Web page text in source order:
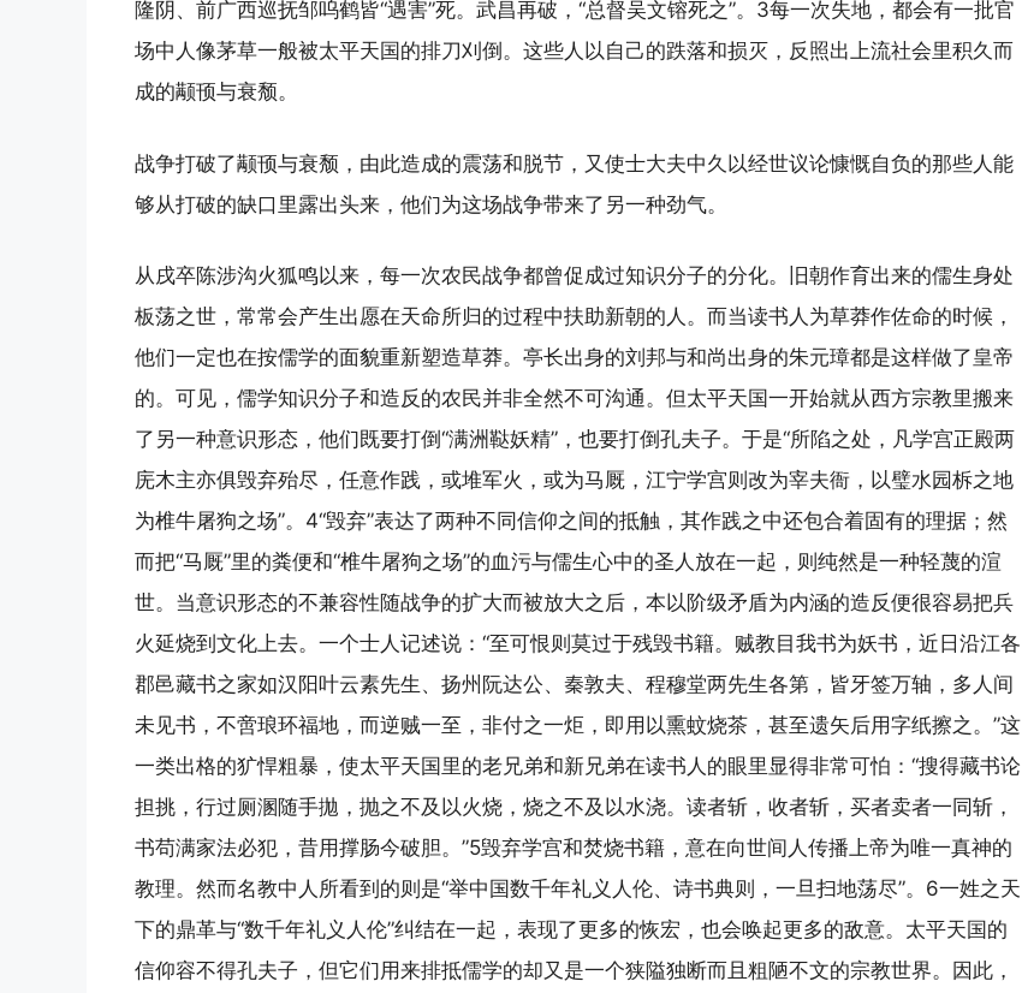
隆阴、前广西巡抚邹呜鹤皆“遇害”死。武昌再破，“总督吴文镕死之”。3每一次失地，都会有一批官
场中人像茅草一般被太平天国的排刀刈倒。这些人以自己的跌落和损灭，反照出上流社会里积久而
成的颟顸与衰颓。
战争打破了颟顸与衰颓，由此造成的震荡和脱节，又使士大夫中久以经世议论慷慨自负的那些人能
够从打破的缺口里露出头来，他们为这场战争带来了另一种劲气。
从戌卒陈涉沟火狐鸣以来，每一次农民战争都曾促成过知识分子的分化。旧朝作育出来的儒生身处
板荡之世，常常会产生出愿在天命所归的过程中扶助新朝的人。而当读书人为草莽作佐命的时候，
他们一定也在按儒学的面貌重新塑造草莽。亭长出身的刘邦与和尚出身的朱元璋都是这样做了皇帝
的。可见，儒学知识分子和造反的农民并非全然不可沟通。但太平天国一开始就从西方宗教里搬来
了另一种意识形态，他们既要打倒“满洲鞑妖精”，也要打倒孔夫子。于是“所陷之处，凡学宫正殿两
庑木主亦俱毁弃殆尽，任意作践，或堆军火，或为马厩，江宁学宫则改为宰夫衙，以璧水园柝之地
为椎牛屠狗之场”。4“毁弃”表达了两种不同信仰之间的抵触，其作践之中还包合着固有的理据；然
而把“马厩”里的粪便和“椎牛屠狗之场”的血污与儒生心中的圣人放在一起，则纯然是一种轻蔑的渲
世。当意识形态的不兼容性随战争的扩大而被放大之后，本以阶级矛盾为内涵的造反便很容易把兵
火延烧到文化上去。一个士人记述说：“至可恨则莫过于残毁书籍。贼教目我书为妖书，近日沿江各
郡邑藏书之家如汉阳叶云素先生、扬州阮达公、秦敦夫、程穆堂两先生各第，皆牙签万轴，多人间
未见书，不啻琅环福地，而逆贼一至，非付之一炬，即用以熏蚊烧茶，甚至遗矢后用字纸擦之。”这
一类出格的犷悍粗暴，使太平天国里的老兄弟和新兄弟在读书人的眼里显得非常可怕：“搜得藏书论
担挑，行过厕溷随手拋，抛之不及以火烧，烧之不及以水浇。读者斩，收者斩，买者卖者一同斩，
书苟满家法必犯，昔用撑肠今破胆。”5毁弃学宫和焚烧书籍，意在向世间人传播上帝为唯一真神的
教理。然而名教中人所看到的则是“举中国数千年礼义人伦、诗书典则，一旦扫地荡尽”。6一姓之天
下的鼎革与“数千年礼义人伦”纠结在一起，表现了更多的恢宏，也会唤起更多的敌意。太平天国的
信仰容不得孔夫子，但它们用来排抵儒学的却又是一个狭隘独断而且粗陋不文的宗教世界。因此，